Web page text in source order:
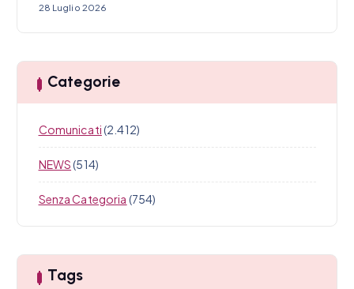
28 Luglio 2026
Categorie
Comunicati(2.412)
NEWS(514)
Senza Categoria (754)
Tags